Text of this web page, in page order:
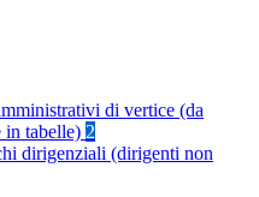
di vertice (da
in tabelle) 2
dirigenziali (dirigenti non